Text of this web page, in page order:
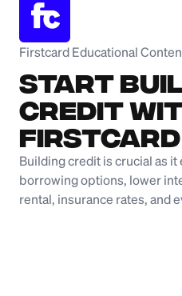
Firstcard Educational
Start
Credit
Firstcard
Building credit is crucial as
borrowing options, lower
rental, insurance rates, and